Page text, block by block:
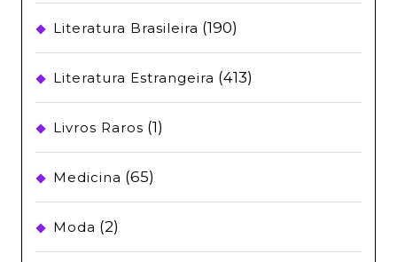
Literatura Brasileira (190)
Literatura Estrangeira (413)
Livros Raros (1)
Medicina (65)
Moda (2)